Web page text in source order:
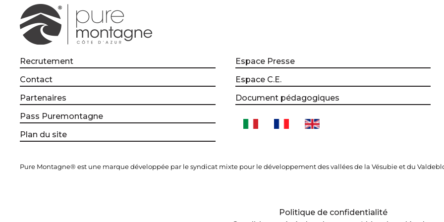
Recrutement
Contact
Partenaires
Pass Puremontagne
Plan du site
Espace Presse
Espace C.E.
Document pédagogiques
Pure Montagne® est une marque développée par le syndicat mixte pour le développement des vallées de la Vésubie et du
Politique de confidentialité